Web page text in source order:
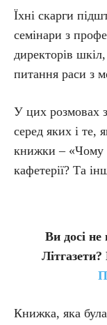
Їхні скарги
семінари з
директорів
питання раси з
У цих розмовах
серед яких і те,
книжки – «Чому
кафетерії? Та
Ви досі не
Книжка, яка